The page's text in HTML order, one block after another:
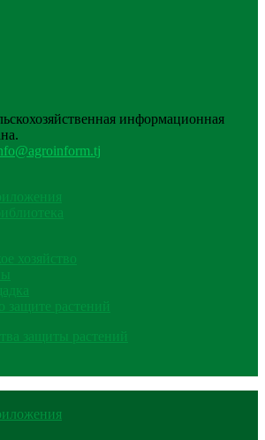
информационная
хозяйство
защите растений
защиты растений